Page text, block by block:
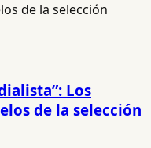
Los
de la selección